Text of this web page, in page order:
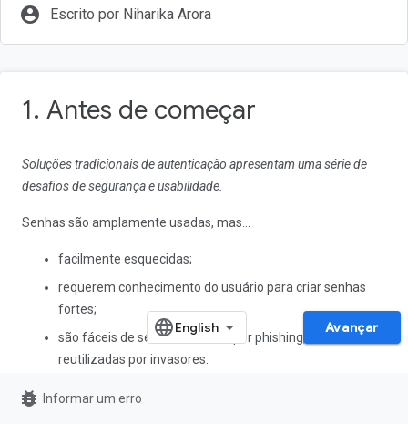
account_circle Escrito por Niharika Arora
1. Antes de começar
Soluções tradicionais de autenticação apresentam uma série de
desafios de segurança e usabilidade.
Senhas são amplamente usadas, mas…
facilmente esquecidas;
requerem conhecimento do usuário para criar senhas
fortes;
são fáceis de ser descobertas por phishing, roubadas e
reutilizadas por invasores.
O Android tem trabalhado na criação da
Avançar
bug_report Informar um erro